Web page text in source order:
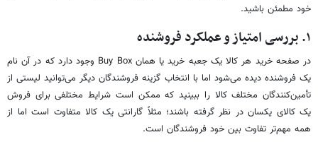
خود مطمئن باشید.
۱. بررسی امتیاز و عملکرد فروشنده
در صفحه خرید هر کالا یک جعبه خرید یا همان Buy Box وجود دارد که در آن نام
یک فروشنده دیده می‌شود اما با انتخاب گزینه فروشندگان دیگر می‌توانید لیستی از
تأمین‌کنندگان مختلف کالا را ببینید که ممکن است شرایط مختلفی برای فروش
یک کالای یکسان در نظر گرفته باشند؛ مثلاً گارانتی یک کالا متفاوت است اما از
همه مهم‌تر تفاوت بین خود فروشندگان است.